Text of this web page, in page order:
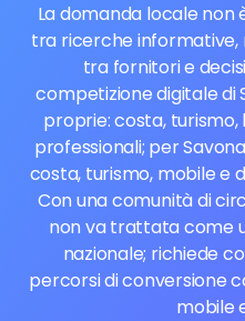
La domanda locale non
tra ricerche
tra fornitori e
competizione digitale
proprie: costa, turismo,
professionali; per
costa, turismo, mobile e
Con una comunità di
non va trattata come
nazionale; richiede
percorsi di conversione
mobile